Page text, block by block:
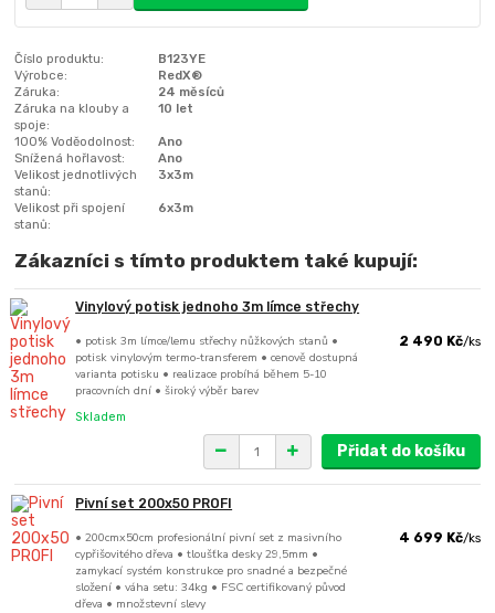
Číslo produktu:
B123YE
Výrobce:
RedX®
Záruka:
24 měsíců
Záruka na klouby a
spoje:
10 let
100% Voděodolnost:
Ano
Snížená hořlavost:
Ano
Velikost jednotlivých
stanů:
3x3m
Velikost při spojení
stanů:
6x3m
Zákazníci s tímto produktem také kupují:
Vinylový potisk jednoho 3m límce střechy
• potisk 3m límce/lemu střechy nůžkových stanů •
potisk vinylovým termo-transferem • cenově dostupná
varianta potisku • realizace probíhá během 5-10
pracovních dní • široký výběr barev
2 490 Kč/ks
Skladem
Přidat do košíku
Pivní set 200x50 PROFI
• 200cmx50cm profesionální pivní set z masivního
cypřišovitého dřeva • tloušťka desky 29,5mm •
zamykací systém konstrukce pro snadné a bezpečné
složení • váha setu: 34kg • FSC certifikovaný původ
dřeva • množstevní slevy
4 699 Kč/ks